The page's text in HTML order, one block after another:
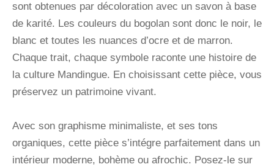
sont obtenues par décoloration avec un savon à base
de karité. Les couleurs du bogolan sont donc le noir, le
blanc et toutes les nuances d’ocre et de marron.
Chaque trait, chaque symbole raconte une histoire de
la culture Mandingue. En choisissant cette pièce, vous
préservez un patrimoine vivant.
Avec son graphisme minimaliste, et ses tons
organiques, cette pièce s’intégre parfaitement dans un
intérieur moderne, bohème ou afrochic. Posez-le sur